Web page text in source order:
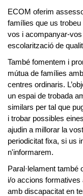
ECOM oferim
famílies que us trobeu
vos i acompanyar-
escolarització de
També fomentem i
mútua de famílies
centres ordinaris.
un espai de trobada
similars per tal que
i trobar possibles
ajudin a millorar la
periodicitat fixa, si us
n'informarem.
Paral·lelament també
i/o accions formatives
amb discapacitat en